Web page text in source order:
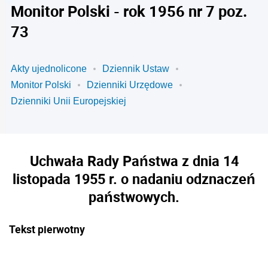
Monitor Polski - rok 1956 nr 7 poz.
73
Akty ujednolicone
Dziennik Ustaw
Monitor Polski
Dzienniki Urzędowe
Dzienniki Unii Europejskiej
Uchwała Rady Państwa z dnia 14
listopada 1955 r. o nadaniu odznaczeń
państwowych.
Tekst pierwotny